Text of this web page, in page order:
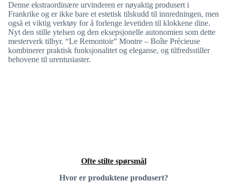
Denne ekstraordinære urvinderen er nøyaktig produsert i
Frankrike og er ikke bare et estetisk tilskudd til innredningen, men
også et viktig verktøy for å forlenge levetiden til klokkene dine.
Nyt den stille ytelsen og den eksepsjonelle autonomien som dette
mesterverk tilbyr. “Le Remontoir” Montre – Boîte Précieuse
kombinerer praktisk funksjonalitet og eleganse, og tilfredsstiller
behovene til urentusiaster.
Ofte stilte spørsmål
Hvor er produktene produsert?